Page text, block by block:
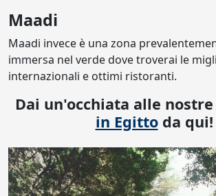
Maadi
Maadi invece è una zona
immersa nel verde dove troverai le
internazionali e ottimi ristoranti.
Dai un'occhiata alle nostre
in Egittoda qui!